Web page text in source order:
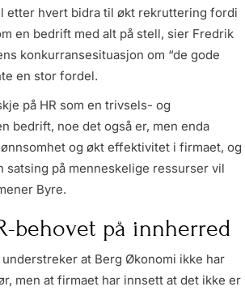
etter hvert bidra til økt rekruttering fordi
en bedrift med alt på stell, sier Fredrik
konkurransesituasjon om “de gode
en stor fordel.
på HR som en trivsels- og
bedrift, noe det også er, men enda
og økt effektivitet i firmaet, og
satsing på menneskelige ressurser vil
Byre.
behovet på innherred
at Berg Økonomi ikke har
men at firmaet har innsett at det ikke er